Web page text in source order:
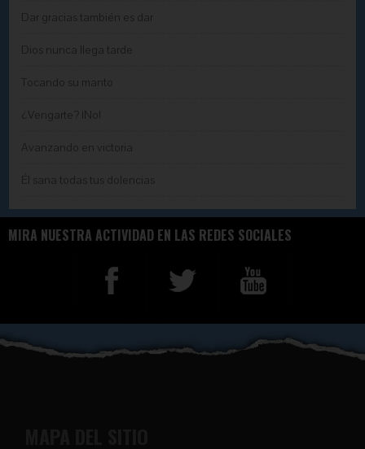
Dar gracias también es dar
Dios nunca llega tarde
Tocando su manto
¿Vengarte? ¡No!
Avanzando en victoria
Él sana todas tus dolencias
MIRA NUESTRA ACTIVIDAD EN LAS REDES SOCIALES